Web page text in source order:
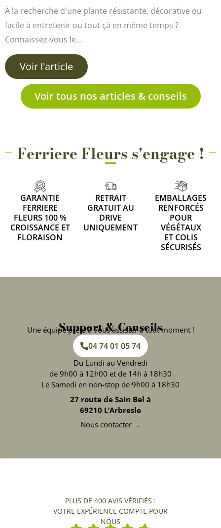
À la recherche d'une plante résistante, décorative ou
facile à entretenir ou tout çà en même temps ?
Connaissez-vous le…
Voir l'article
Voir tous nos articles & conseils
Ferriere Fleurs s'engage !
GARANTIE
FERRIERE
FLEURS 100 %
CROISSANCE ET
FLORAISON
RETRAIT
GRATUIT AU
DRIVE
UNIQUEMENT
EMBALLAGES
RENFORCÉS
POUR
VÉGÉTAUX
ET COLIS
SÉCURISÉS
Support & Conseils
Une équipe prête à vous assister à tout moment !
04 74 01 05 74
Du Lundi au Vendredi
de 9h00 à 12h00 et de 14h à 18h30
Le Samedi en non-stop de 9h00 à 18h30
27 route de Sain Bel à
69210 L’Arbresle
Nous contacter →
PLUS DE 400 AVIS VÉRIFIÉS :
VOTRE EXPÉRIENCE COMPTE POUR
NOUS